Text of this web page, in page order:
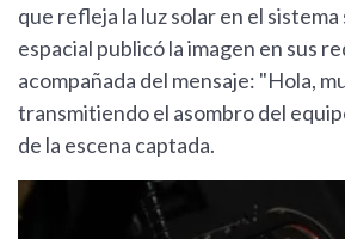
que refleja la luz solar en el sistema
espacial publicó la imagen en sus
acompañada del mensaje: "Hola,
transmitiendo el asombro del
de la escena captada.